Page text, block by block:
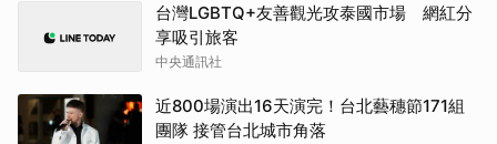
台灣LGBTQ+友善觀光攻泰國市場 網紅分
享吸引旅客
中央通訊社
近800場演出16天演完！台北藝穗節171組
團隊 接管台北城市角落